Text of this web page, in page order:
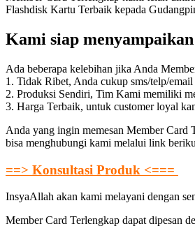
Flashdisk Kartu Terbaik kepada
Kami siap
Ada beberapa kelebihan jika Anda
1. Tidak Ribet, Anda cukup sms/telp/
2. Produksi Sendiri, Tim Kami memiliki
3. Harga Terbaik, untuk customer loyal
Anda yang ingin memesan Member Card
bisa menghubungi kami melalui link
==> Konsultasi Produk <===
InsyaAllah akan kami melayani dengan
Member Card Terlengkap dapat dipesan